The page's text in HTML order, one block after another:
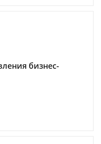
бизнес-